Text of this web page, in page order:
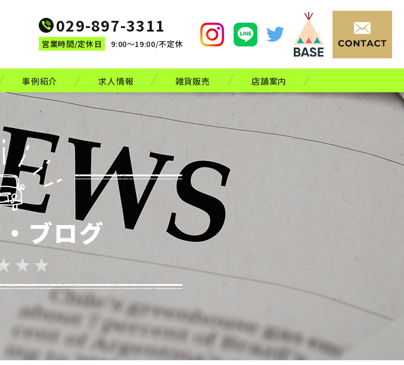
029-897-3311
営業時間/定休日 9:00～19:00/不定休
事例紹介 求人情報 雑貨販売 店舗案内
ブログ